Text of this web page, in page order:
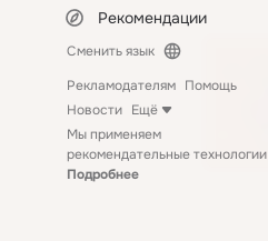
Рекомендации
Сменить язык
Рекламодателям Помощь
Новости Ещё
Мы применяем
рекомендательные технологии
Подробнее